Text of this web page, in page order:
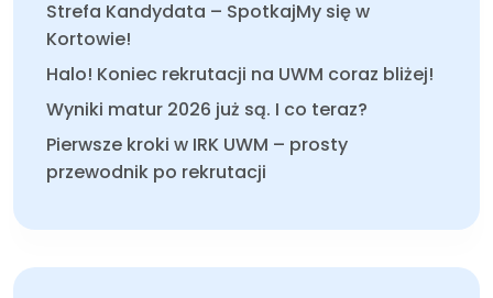
Strefa Kandydata – SpotkajMy się w
Kortowie!
Halo! Koniec rekrutacji na UWM coraz bliżej!
Wyniki matur 2026 już są. I co teraz?
Pierwsze kroki w IRK UWM – prosty
przewodnik po rekrutacji